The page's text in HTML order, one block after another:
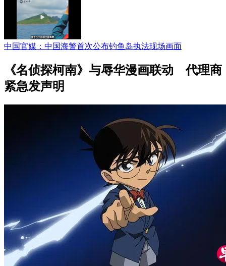
中国官媒：中国海警首次公布钓鱼岛执法现场画面
《名侦探柯南》与辱华漫画联动 代理商
紧急发声明